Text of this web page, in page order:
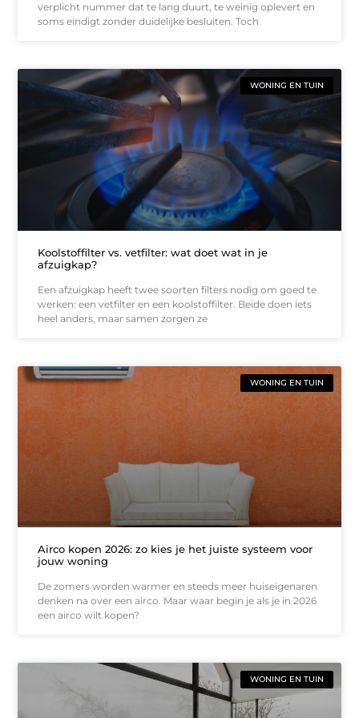
verplicht nummer dat te lang duurt, te weinig oplevert en
soms eindigt zonder duidelijke besluiten. Toch
WONING EN TUIN
Koolstoffilter vs. vetfilter: wat doet wat in je
afzuigkap?
Een afzuigkap heeft twee soorten filters nodig om goed te
werken: een vetfilter en een koolstoffilter. Beide doen iets
heel anders, maar samen zorgen ze
WONING EN TUIN
Airco kopen 2026: zo kies je het juiste systeem voor
jouw woning
De zomers worden warmer en steeds meer huiseigenaren
denken na over een airco. Maar waar begin je als je in 2026
een airco wilt kopen?
WONING EN TUIN